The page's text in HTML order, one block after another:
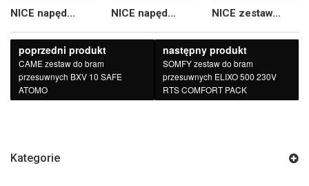
NICE napęd... NICE napęd... NICE zestaw...
poprzedni produkt
CAME zestaw do bram
przesuwnych BXV 10 SAFE
ATOMO
następny produkt
SOMFY zestaw do bram
przesuwnych ELIXO 500 230V
RTS COMFORT PACK
Kategorie